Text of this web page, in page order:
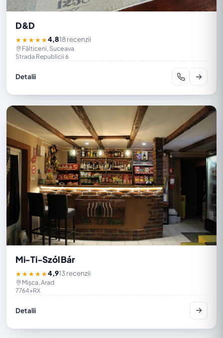
D&D
★★★★★4,818 recenzii
Fălticeni, Suceava
Strada Republicii 6
Detalii
Mi-Ti-Szól Bár
★★★★★4,913 recenzii
Mișca, Arad
7764+RX
Detalii